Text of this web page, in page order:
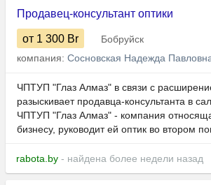
Продавец-консультант оптики
от 1 300 Br
Бобруйск
компания: Сосновская Надежда
ЧПТУП "Глаз Алмаз" в связи с
разыскивает продавца-консультанта в
ЧПТУП "Глаз Алмаз" - компания
бизнесу, руководит ей оптик во втором
rabota.by - найдена более недели назад